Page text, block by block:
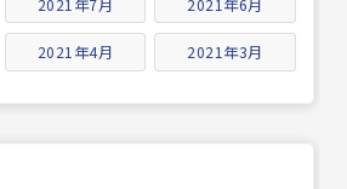
2021年4月 2021年3月